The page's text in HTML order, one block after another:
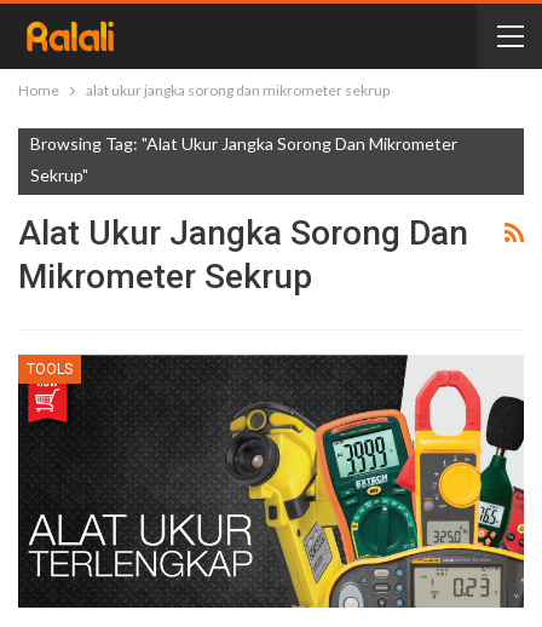
Home alat ukur jangka sorong dan mikrometer sekrup
Browsing Tag: "alat Ukur Jangka Sorong Dan Mikrometer
Sekrup"
Alat Ukur Jangka Sorong Dan
Mikrometer Sekrup
TOOLS